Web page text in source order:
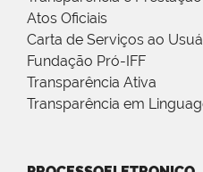
Atos Oficiais
Carta de Serviços ao
Fundação Pró-IFF
Transparência Ativa
Transparência em